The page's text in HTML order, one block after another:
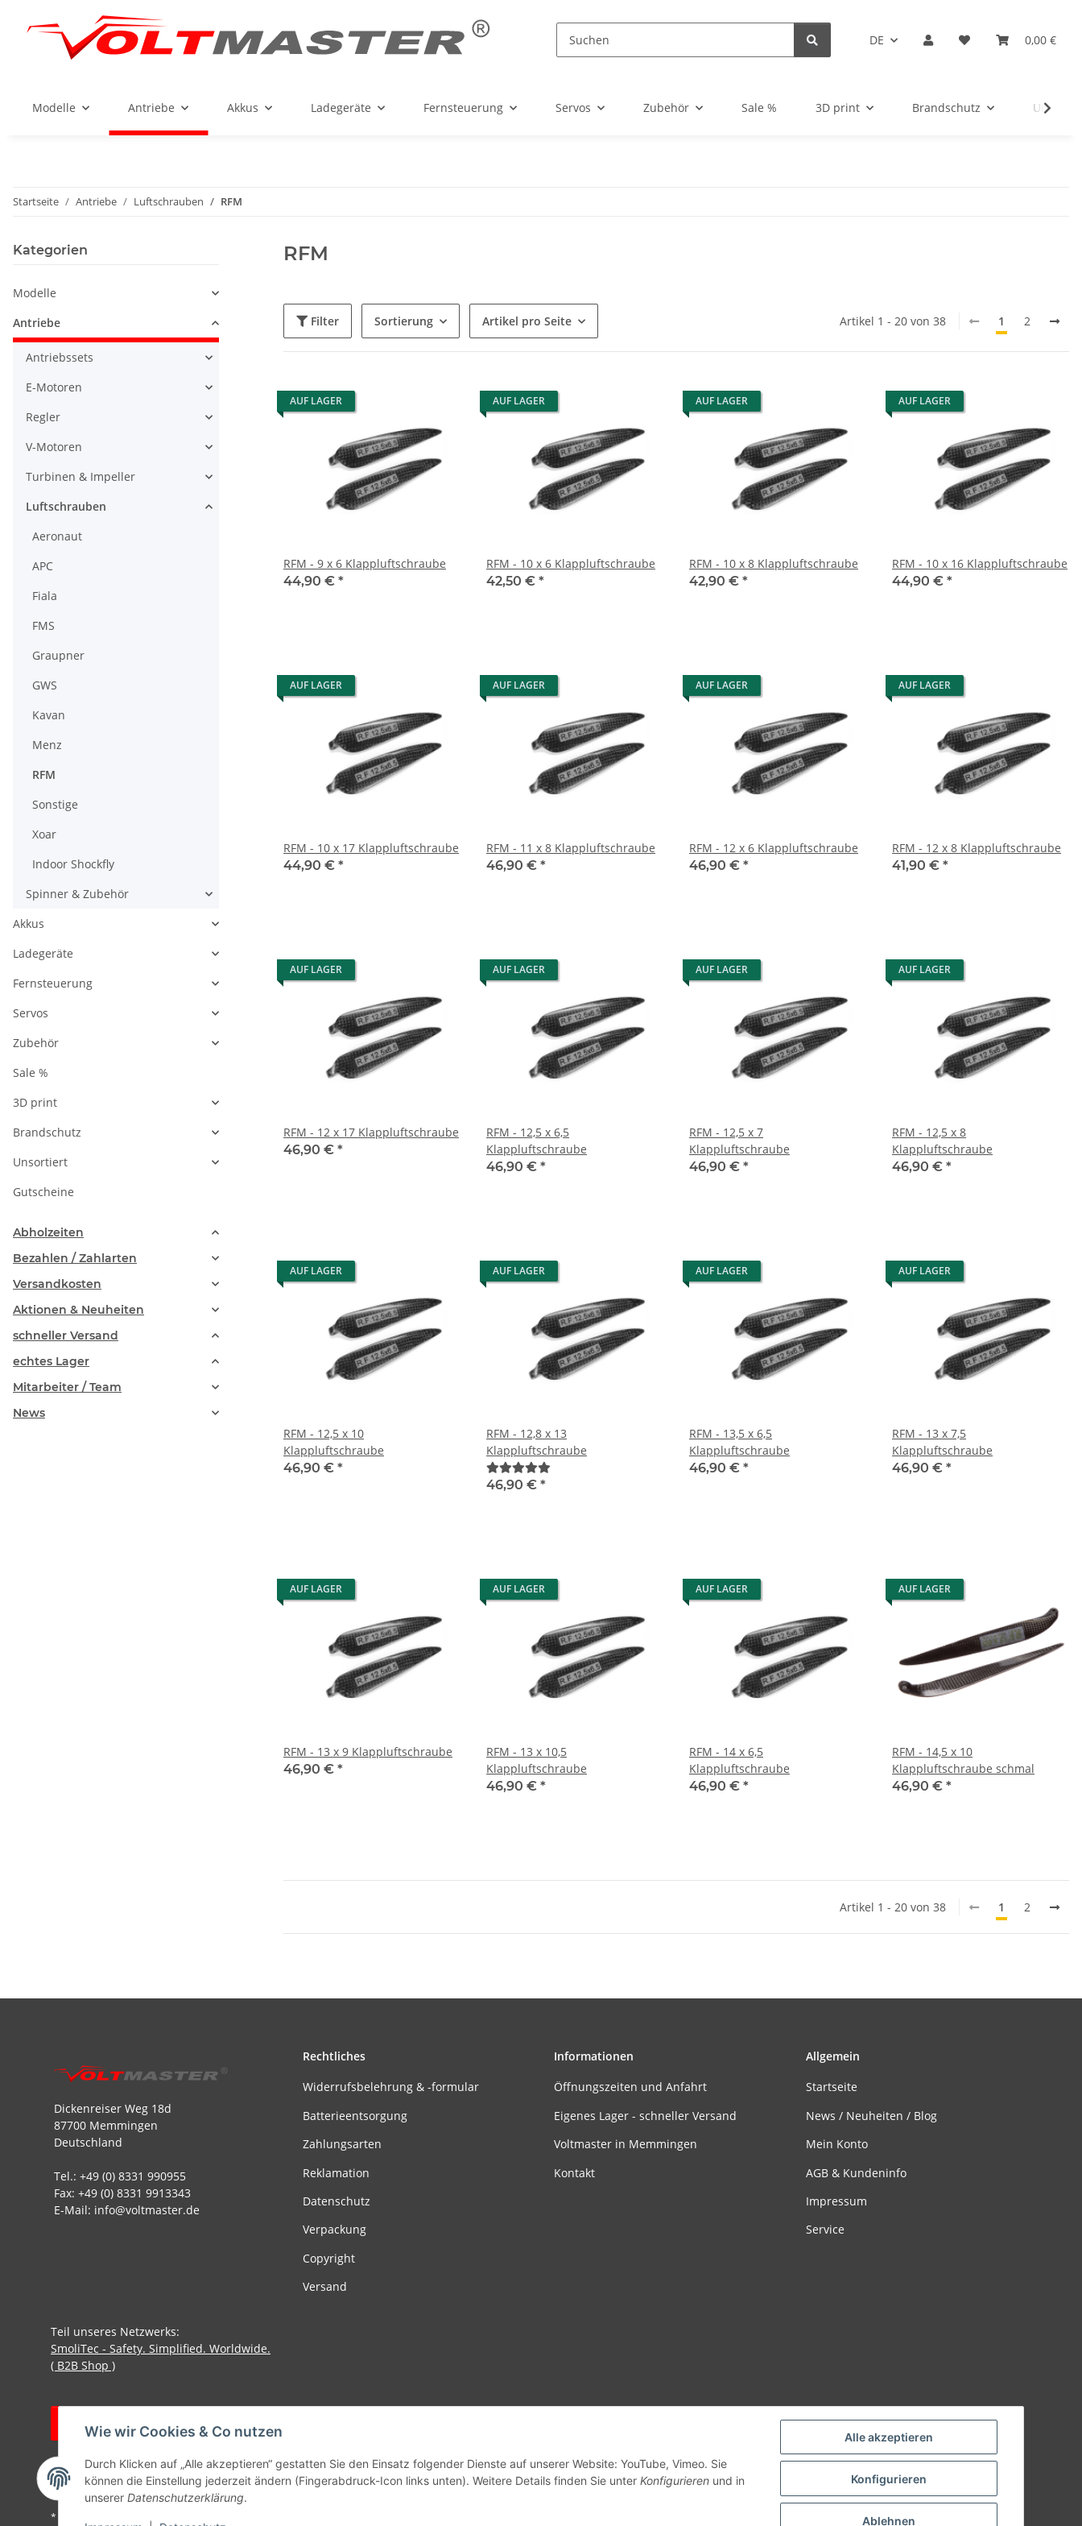
Alle akzeptieren
Konfigurieren
Ablehnen
Wie wir Cookies & Co nutzen
Durch Klicken auf „Alle akzeptieren“ gestatten Sie den Einsatz folgender Dienste auf unserer Website: YouTube, Vimeo. Sie
können die Einstellung jederzeit ändern (Fingerabdruck-Icon links unten). Weitere Details finden Sie unter Konfigurieren und in
unserer Datenschutzerklärung.
DE 0,00 €
Modelle Antriebe Akkus Ladegeräte Fernsteuerung Servos Zubehör Sale % 3D print Brandschutz
Startseite Antriebe Luftschrauben RFM
RFM
Filter Sortierung Artikel pro Seite Artikel 1 - 20 von 38 1 2
AUF LAGER
RFM - 9 x 6 Klappluftschraube
44,90 € *
AUF LAGER
RFM - 10 x 6 Klappluftschraube
42,50 € *
AUF LAGER
RFM - 10 x 8 Klappluftschraube
42,90 € *
AUF LAGER
RFM - 10 x 16 Klappluftschraube
44,90 € *
AUF LAGER
RFM - 10 x 17 Klappluftschraube
44,90 € *
AUF LAGER
RFM - 11 x 8 Klappluftschraube
46,90 € *
AUF LAGER
RFM - 12 x 6 Klappluftschraube
46,90 € *
AUF LAGER
RFM - 12 x 8 Klappluftschraube
41,90 € *
AUF LAGER
RFM - 12 x 17 Klappluftschraube
46,90 € *
AUF LAGER
RFM - 12,5 x 6,5
Klappluftschraube
46,90 € *
AUF LAGER
RFM - 12,5 x 7
Klappluftschraube
46,90 € *
AUF LAGER
RFM - 12,5 x 8
Klappluftschraube
46,90 € *
AUF LAGER
RFM - 12,5 x 10
Klappluftschraube
46,90 € *
AUF LAGER
RFM - 12,8 x 13
Klappluftschraube
46,90 € *
AUF LAGER
RFM - 13,5 x 6,5
Klappluftschraube
46,90 € *
AUF LAGER
RFM - 13 x 7,5
Klappluftschraube
46,90 € *
AUF LAGER
RFM - 13 x 9 Klappluftschraube
46,90 € *
AUF LAGER
RFM - 13 x 10,5
Klappluftschraube
46,90 € *
AUF LAGER
RFM - 14 x 6,5
Klappluftschraube
46,90 € *
AUF LAGER
RFM - 14,5 x 10
Klappluftschraube schmal
46,90 € *
Artikel 1 - 20 von 38 1 2
Kategorien
Modelle
Antriebe
Antriebssets
E-Motoren
Regler
V-Motoren
Turbinen & Impeller
Luftschrauben
Aeronaut
APC
Fiala
FMS
Graupner
GWS
Kavan
Menz
RFM
Sonstige
Xoar
Indoor Shockfly
Spinner & Zubehör
Akkus
Ladegeräte
Fernsteuerung
Servos
Zubehör
Sale %
3D print
Brandschutz
Unsortiert
Gutscheine
Abholzeiten
Bezahlen / Zahlarten
Versandkosten
Aktionen & Neuheiten
schneller Versand
echtes Lager
Mitarbeiter / Team
News
Dickenreiser Weg 18d
87700 Memmingen
Deutschland
Tel.: +49 (0) 8331 990955
Fax: +49 (0) 8331 9913343
E-Mail: info@voltmaster.de
Rechtliches
Widerrufsbelehrung & -formular
Batterieentsorgung
Zahlungsarten
Reklamation
Datenschutz
Verpackung
Copyright
Versand
Informationen
Öffnungszeiten und Anfahrt
Eigenes Lager - schneller Versand
Voltmaster in Memmingen
Kontakt
Allgemein
Startseite
News / Neuheiten / Blog
Mein Konto
AGB & Kundeninfo
Impressum
Service
Teil unseres Netzwerks:
SmoliTec - Safety. Simplified. Worldwide.
( B2B Shop )
Vertrag widerrufen
* Alle Preise inkl. gesetzlicher USt., zzgl.